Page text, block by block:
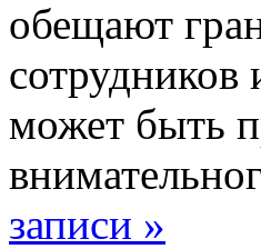
обещают
сотрудников
может быть
записи »